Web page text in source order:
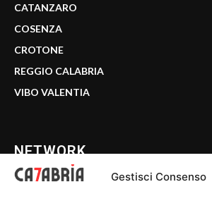
Gestisci Consenso
CATANZARO
COSENZA
CROTONE
REGGIO CALABRIA
VIBO VALENTIA
NETWORK